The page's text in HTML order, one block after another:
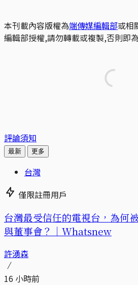
本刊載內容版權為端傳媒編輯部或相
編輯部授權,請勿轉載或複製,否則即
評論須知
最新 更多
台灣
僅限註冊用戶
台灣最受信任的電視台，為何
與董事會？｜Whatsnew
許湧森
16 小時前